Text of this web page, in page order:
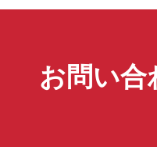
お問い合